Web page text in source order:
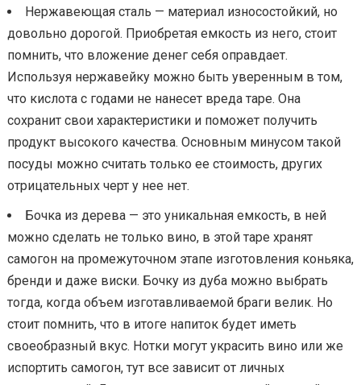
Нержавеющая сталь — материал износостойкий, но
довольно дорогой. Приобретая емкость из него, стоит
помнить, что вложение денег себя оправдает.
Используя нержавейку можно быть уверенным в том,
что кислота с годами не нанесет вреда таре. Она
сохранит свои характеристики и поможет получить
продукт высокого качества. Основным минусом такой
посуды можно считать только ее стоимость, других
отрицательных черт у нее нет.
Бочка из дерева — это уникальная емкость, в ней
можно сделать не только вино, в этой таре хранят
самогон на промежуточном этапе изготовления коньяка,
бренди и даже виски. Бочку из дуба можно выбрать
тогда, когда объем изготавливаемой браги велик. Но
стоит помнить, что в итоге напиток будет иметь
своеобразный вкус. Нотки могут украсить вино или же
испортить самогон, тут все зависит от личных